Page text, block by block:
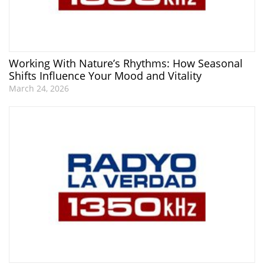
Working With Nature’s Rhythms: How Seasonal
Shifts Influence Your Mood and Vitality
March 24, 2026